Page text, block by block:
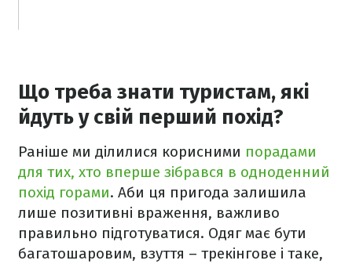
Що треба знати туристам, які
йдуть у свій перший похід?
Раніше ми ділилися корисними порадами
для тих, хто вперше зібрався в одноденний
похід горами. Аби ця пригода залишила
лише позитивні враження, важливо
правильно підготуватися. Одяг має бути
багатошаровим, взуття – трекінгове і таке,